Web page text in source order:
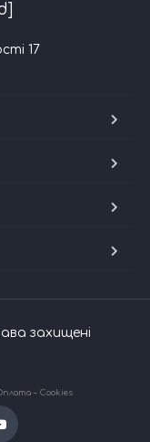
17
захищені
– Сookies